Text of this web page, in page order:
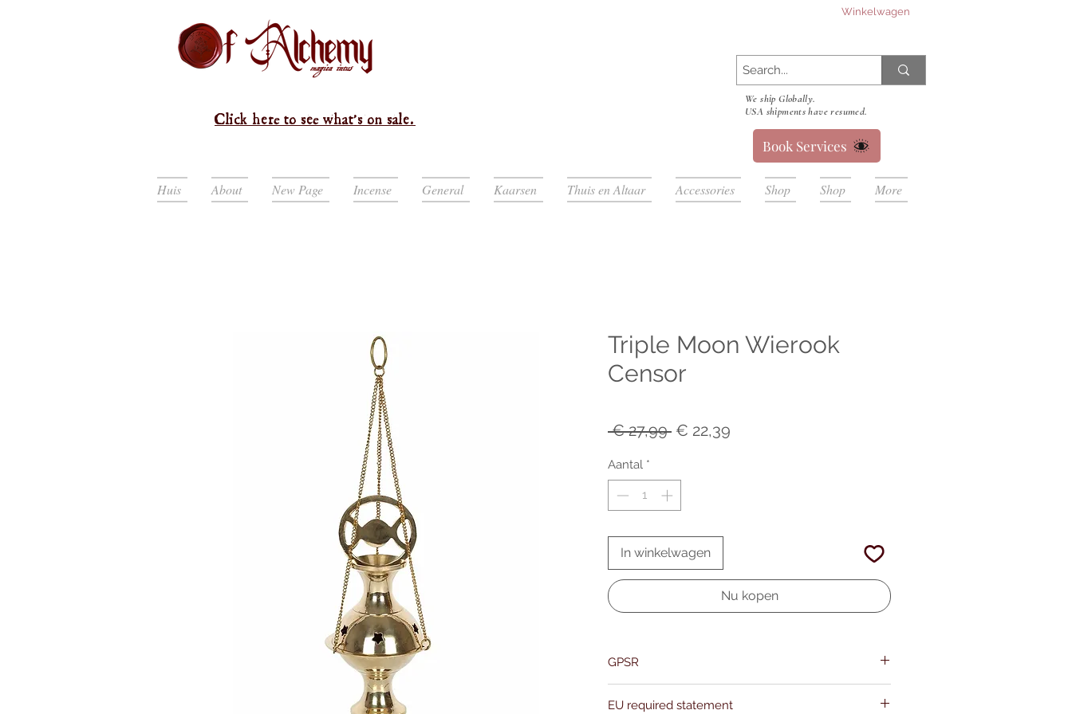
Click here to see what's on sale.
Winkelwagen
We ship Globally.
USA shipments have resumed.
Book Services
Huis About New Page Incense General Kaarsen Thuis en Altaar Accessories Shop Shop More
Triple Moon Wierook
Censor
€ 27,99 Normale
€ 22,39
Aantal *
In winkelwagen
Nu kopen
GPSR
Address: Kievitdreef 31
EU required statement